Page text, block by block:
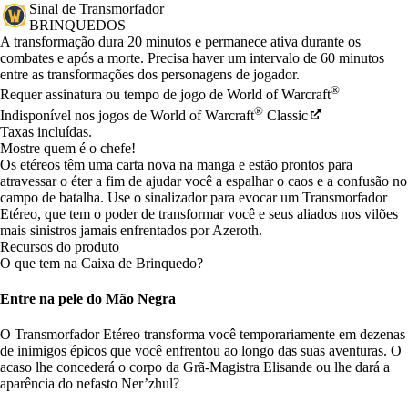
Sinal de Transmorfador
BRINQUEDOS
Preço
Available actions
A transformação dura 20 minutos e permanece ativa durante os
combates e após a morte. Precisa haver um intervalo de 60 minutos
entre as transformações dos personagens de jogador.
Requer assinatura ou tempo de jogo de World of Warcraft®
Indisponível nos jogos de World of Warcraft® Classic
Taxas incluídas.
Mostre quem é o chefe!
Os etéreos têm uma carta nova na manga e estão prontos para
atravessar o éter a fim de ajudar você a espalhar o caos e a confusão no
campo de batalha. Use o sinalizador para evocar um Transmorfador
Etéreo, que tem o poder de transformar você e seus aliados nos vilões
mais sinistros jamais enfrentados por Azeroth.
Recursos do produto
O que tem na Caixa de Brinquedo?
Entre na pele do Mão Negra
O Transmorfador Etéreo transforma você temporariamente em dezenas
de inimigos épicos que você enfrentou ao longo das suas aventuras. O
acaso lhe concederá o corpo da Grã-Magistra Elisande ou lhe dará a
aparência do nefasto Ner’zhul?